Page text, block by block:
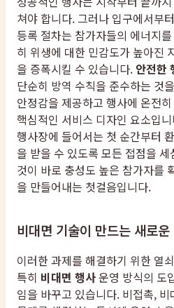
쳐야 합니다. 그러나 입구에서부
등록 절차는 참가자들의 에너지
히 위생에 대한 민감도가 높아진
을 증폭시킬 수 있습니다. 안전한
단순히 방역 수칙을 준수하는 것
안정감을 제공하고 행사에 온전
핵심적인 서비스 디자인 요소입
행사장에 들어서는 첫 순간부터
을 받을 수 있도록 모든 접점을
것이 바로 충성도 높은 참가자를
을 만들어내는 첫걸음입니다.
비대면 기술이 만드는 새로운
이러한 과제를 해결하기 위한 열
특히 비대면 행사운영 방식의 도
임을 바꾸고 있습니다. 비접촉,